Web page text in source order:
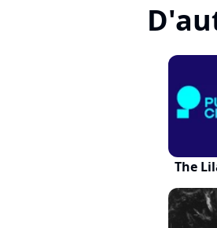
The